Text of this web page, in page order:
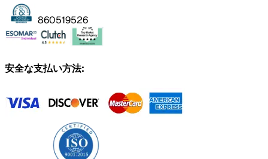
860519526
安全な支払い方法: